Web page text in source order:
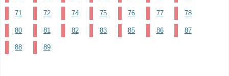
71 72 74 75 76 77 78
80 81 82 83 85 86 87
88 89